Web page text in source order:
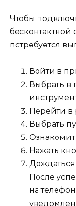
Чтобы
бесконтактной
потребуется
Войти в
Выбрать в
Перейти в
Выбрать
Нажать
Дождаться
После
на